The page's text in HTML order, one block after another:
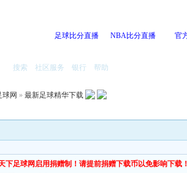
足球比分直播 NBA比分直播 官
搜索 社区服务 银行 帮助
球网 » 最新足球精华下载
下足球网启用捐赠制！请提前捐赠下载币以免影响下载